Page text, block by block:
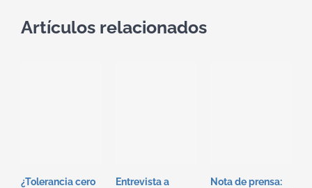
Artículos relacionados
¿Tolerancia cero
Entrevista a
Nota de prensa: